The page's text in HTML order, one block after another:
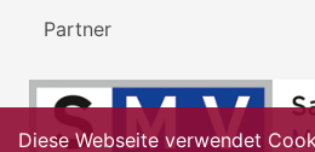
Partner
Diese Webseite verwendet